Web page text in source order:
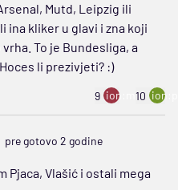
Mutd, Leipzig ili
ina kliker u glavi i zna koji
To je Bundesliga, a
li prezivjeti? :)
9 ion:minus
10
pre gotovo 2 godine
Pjaca, Vlašić i ostali mega